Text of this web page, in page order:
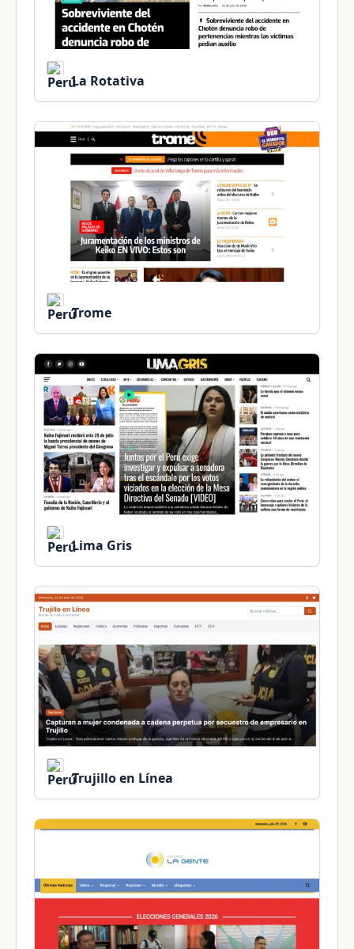
La Rotativa
Trome
Lima Gris
Trujillo en Línea